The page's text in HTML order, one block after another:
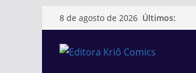
Pular
para
8 de agosto de 2026 Últimos: